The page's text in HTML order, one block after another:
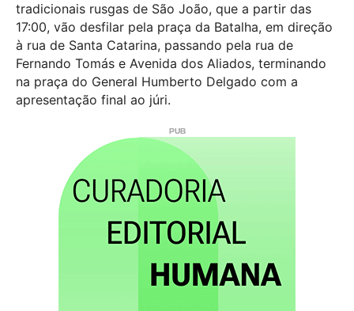
tradicionais rusgas de São João, que a partir das
17:00, vão desfilar pela praça da Batalha, em direção
à rua de Santa Catarina, passando pela rua de
Fernando Tomás e Avenida dos Aliados, terminando
na praça do General Humberto Delgado com a
apresentação final ao júri.